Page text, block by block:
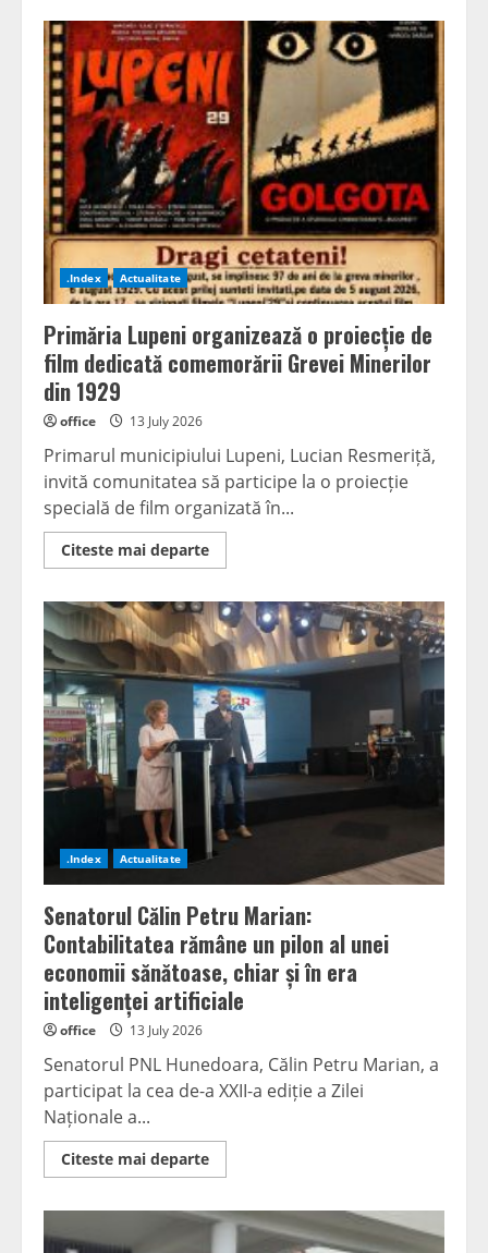
la
adresa
conducerii
PSD:
Călin
Petru
Marian
(PNL)
critică
„schimbările
repetate
de
poziție”
ale
lui
Sorin
Grindeanu
.Index Actualitate
Primăria Lupeni organizează o proiecție de
film dedicată comemorării Grevei Minerilor
din 1929
office 13 July 2026
Primarul municipiului Lupeni, Lucian Resmeriță,
invită comunitatea să participe la o proiecție
specială de film organizată în...
Citeste mai departeRead
more
Lupeni
organizează
o
proiecție
de
film
dedicată
comemorării
Grevei
Minerilor
din
1929
.Index Actualitate
Senatorul Călin Petru Marian:
Contabilitatea rămâne un pilon al unei
economii sănătoase, chiar și în era
inteligenței artificiale
office 13 July 2026
Senatorul PNL Hunedoara, Călin Petru Marian, a
participat la cea de-a XXII-a ediție a Zilei
Naționale a...
Citeste mai departeRead
more
Călin
Petru